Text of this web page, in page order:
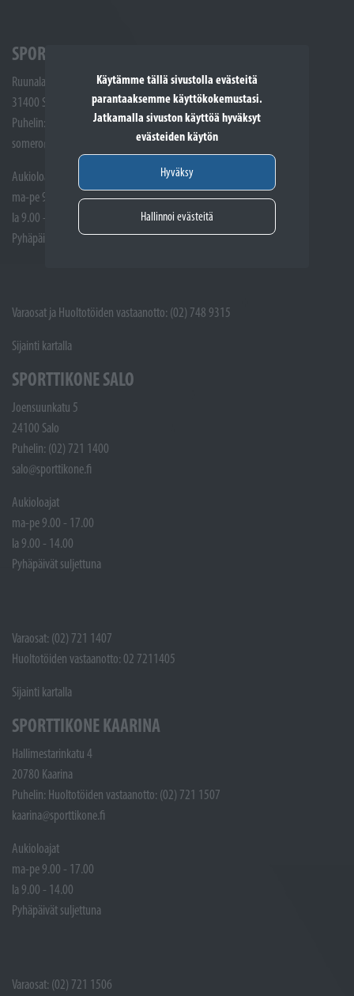
Käytämme tällä sivustolla evästeitä
parantaaksemme käyttökokemustasi.
Jatkamalla sivuston käyttöä hyväksyt
evästeiden käytön
Hyväksy
Hallinnoi evästeitä
SPORTTIKONE SOMERO
Ruunalantie 5
31400 Somero
Puhelin: (02) 748 9300
somero@sporttikone.fi
Aukioloajat
ma-pe 9.00 - 17.00
la 9.00 - 14.00
Pyhäpäivät suljettuna
Varaosat ja Huoltotöiden vastaanotto: (02) 748 9315
Sijainti kartalla
SPORTTIKONE SALO
Joensuunkatu 5
24100 Salo
Puhelin: (02) 721 1400
salo@sporttikone.fi
Aukioloajat
ma-pe 9.00 - 17.00
la 9.00 - 14.00
Pyhäpäivät suljettuna
Varaosat: (02) 721 1407
Huoltotöiden vastaanotto: 02 7211405
Sijainti kartalla
SPORTTIKONE KAARINA
Hallimestarinkatu 4
20780 Kaarina
Puhelin: Huoltotöiden vastaanotto: (02) 721 1507
kaarina@sporttikone.fi
Aukioloajat
ma-pe 9.00 - 17.00
la 9.00 - 14.00
Pyhäpäivät suljettuna
Varaosat: (02) 721 1506